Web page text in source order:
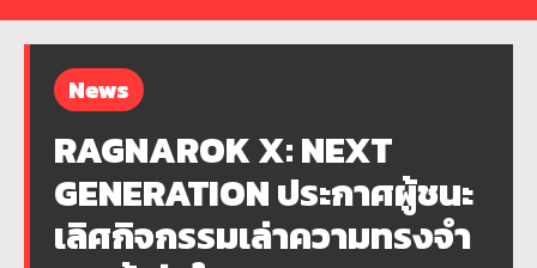
News
RAGNAROK X: NEXT
GENERATION ประกาศผู้ชนะ
เลิศกิจกรรมเล่าความทรงจำ